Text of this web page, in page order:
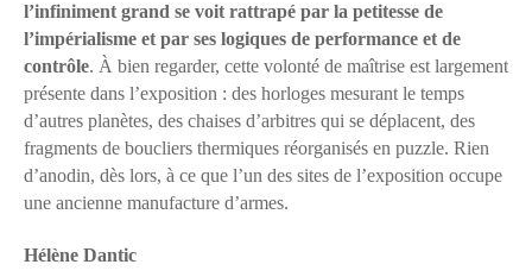
l’infiniment grand se voit rattrapé par la petitesse de
l’impérialisme et par ses logiques de performance et de
contrôle. À bien regarder, cette volonté de maîtrise est largement
présente dans l’exposition : des horloges mesurant le temps
d’autres planètes, des chaises d’arbitres qui se déplacent, des
fragments de boucliers thermiques réorganisés en puzzle. Rien
d’anodin, dès lors, à ce que l’un des sites de l’exposition occupe
une ancienne manufacture d’armes.
Hélène Dantic